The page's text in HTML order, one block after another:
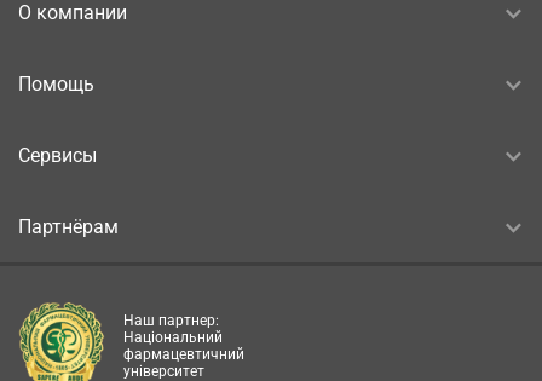
О компании
Помощь
Сервисы
Партнёрам
Наш партнер:
Національний
фармацевтичний
університет